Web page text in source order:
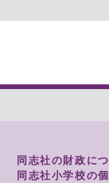
同志社の財政に
同志社小学校の